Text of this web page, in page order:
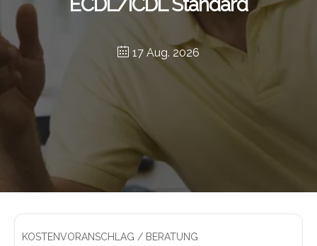
17 Aug. 2026
KOSTENVORANSCHLAG / BERATUNG